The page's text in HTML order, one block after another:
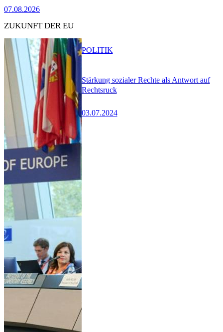
07.08.2026
ZUKUNFT DER EU
Stärkung sozialer Rechte als Antwort auf
Rechtsruck
03.07.2024
POLITIK